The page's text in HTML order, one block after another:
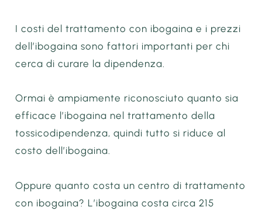
I costi del trattamento con ibogaina e i prezzi
dell’ibogaina sono fattori importanti per chi
cerca di curare la dipendenza.
Ormai è ampiamente riconosciuto quanto sia
efficace l’ibogaina nel trattamento della
tossicodipendenza, quindi tutto si riduce al
costo dell’ibogaina.
Oppure quanto costa un centro di trattamento
con ibogaina? L’ibogaina costa circa 215